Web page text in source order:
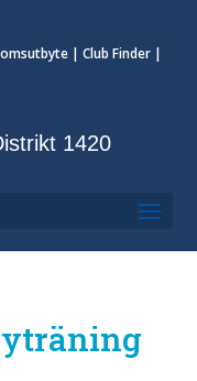
| Club Finder |
1420